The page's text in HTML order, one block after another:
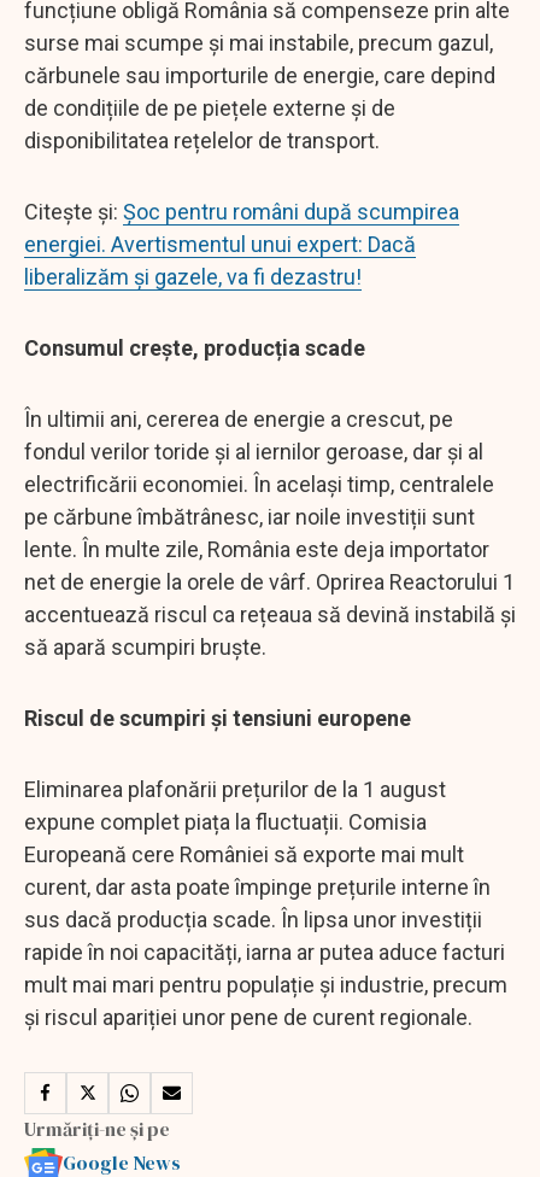
funcțiune obligă România să compenseze prin alte
surse mai scumpe și mai instabile, precum gazul,
cărbunele sau importurile de energie, care depind
de condițiile de pe piețele externe și de
disponibilitatea rețelelor de transport.
Citește și: Șoc pentru români după scumpirea
energiei. Avertismentul unui expert: Dacă
liberalizăm şi gazele, va fi dezastru!
Consumul crește, producția scade
În ultimii ani, cererea de energie a crescut, pe
fondul verilor toride și al iernilor geroase, dar și al
electrificării economiei. În același timp, centralele
pe cărbune îmbătrânesc, iar noile investiții sunt
lente. În multe zile, România este deja importator
net de energie la orele de vârf. Oprirea Reactorului 1
accentuează riscul ca rețeaua să devină instabilă și
să apară scumpiri bruște.
Riscul de scumpiri și tensiuni europene
Eliminarea plafonării prețurilor de la 1 august
expune complet piața la fluctuații. Comisia
Europeană cere României să exporte mai mult
curent, dar asta poate împinge prețurile interne în
sus dacă producția scade. În lipsa unor investiții
rapide în noi capacități, iarna ar putea aduce facturi
mult mai mari pentru populație și industrie, precum
și riscul apariției unor pene de curent regionale.
Urmăriți-ne și pe
Google News